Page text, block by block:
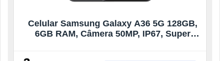
Celular Samsung Galaxy A36 5G 128GB,
6GB RAM, Câmera 50MP, IP67, Super